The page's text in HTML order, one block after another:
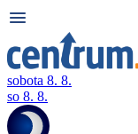
sobota 8. 8.
so 8. 8.